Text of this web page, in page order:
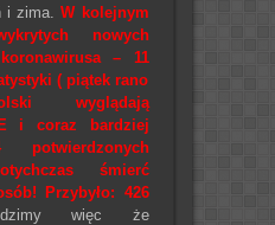
i zima.W kolejnym
nowych
– 11
( piątek rano
wyglądają
i coraz bardziej
potwierdzonych
śmierć
Przybyło: 426
więc że